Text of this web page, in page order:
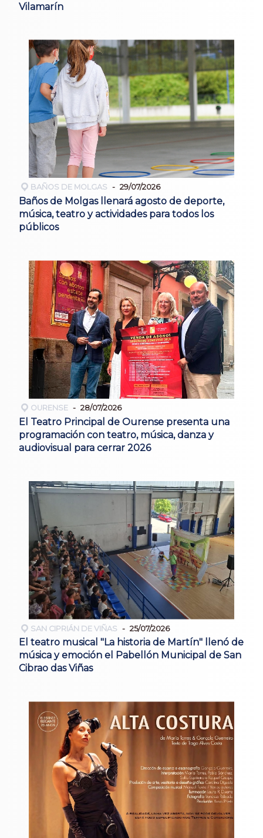
Vilamarín
BAÑOS DE MOLGAS 29/07/2026
Baños de Molgas llenará agosto de deporte,
música, teatro y actividades para todos los
públicos
OURENSE 28/07/2026
El Teatro Principal de Ourense presenta una
programación con teatro, música, danza y
audiovisual para cerrar 2026
SAN CIPRIÁN DE VIÑAS 25/07/2026
El teatro musical "La historia de Martín" llenó de
música y emoción el Pabellón Municipal de San
Cibrao das Viñas